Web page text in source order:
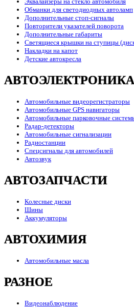
Обманки для светодиодных автоламп
Дополнительные стоп-сигналы
Повторители указателей поворота
Дополнительные габариты
Светящиеся крышки на ступицы
Накладки на капот
Детские автокресла
АВТОЭЛЕКТРОНИКА
Автомобильные видеорегистраторы
Автомобильные GPS навигаторы
Автомобильные парковочные
Радар-детекторы
Автомобильные сигнализации
Радиостанции
Спецсигналы для автомобилей
Автозвук
АВТОЗАПЧАСТИ
Колесные диски
Шины
Аккумуляторы
АВТОХИМИЯ
Автомобильные масла
РАЗНОЕ
Видеонаблюдение